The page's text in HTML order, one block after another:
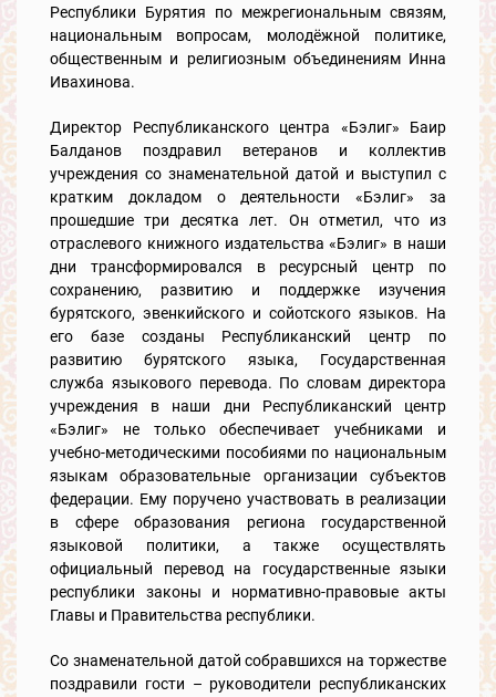
Республики Бурятия по межрегиональным связям,
национальным вопросам, молодёжной политике,
общественным и религиозным объединениям Инна
Ивахинова.
Директор Республиканского центра «Бэлиг» Баир
Балданов поздравил ветеранов и коллектив
учреждения со знаменательной датой и выступил с
кратким докладом о деятельности «Бэлиг» за
прошедшие три десятка лет. Он отметил, что из
отраслевого книжного издательства «Бэлиг» в наши
дни трансформировался в ресурсный центр по
сохранению, развитию и поддержке изучения
бурятского, эвенкийского и сойотского языков. На
его базе созданы Республиканский центр по
развитию бурятского языка, Государственная
служба языкового перевода. По словам директора
учреждения в наши дни Республиканский центр
«Бэлиг» не только обеспечивает учебниками и
учебно-методическими пособиями по национальным
языкам образовательные организации субъектов
федерации. Ему поручено участвовать в реализации
в сфере образования региона государственной
языковой политики, а также осуществлять
официальный перевод на государственные языки
республики законы и нормативно-правовые акты
Главы и Правительства республики.
Со знаменательной датой собравшихся на торжестве
поздравили гости – руководители республиканских